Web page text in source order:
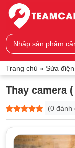
Trang chủ » Sửa
Thay camera
5trên 5
dựa trên
0
đánh giá
(0 đánh